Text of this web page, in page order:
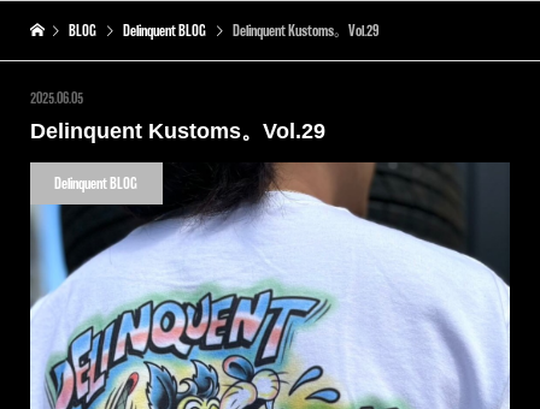
BLOG Delinquent BLOG Delinquent Kustoms。Vol.29
2025.06.05
Delinquent Kustoms。Vol.29
Delinquent BLOG